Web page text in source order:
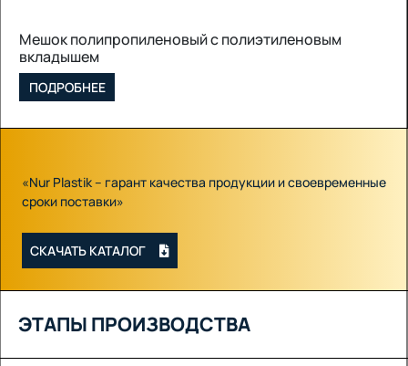
Мешок полипропиленовый с полиэтиленовым
вкладышем
ПОДРОБНЕЕ
«Nur Plastik – гарант качества продукции и своевременные
сроки поставки»
СКАЧАТЬ КАТАЛОГ
ЭТАПЫ ПРОИЗВОДСТВА